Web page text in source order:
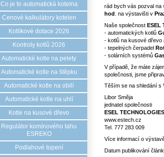
Co je to automatická kotelna
Cenové kalkulátory kotelen
Kotlíkové dotace 2026
Kontroly kotlů 2026
Automatické kotle na pelety
Automatické kotle na štěpku
Automatické kotle na obilí
Automatické kotle na uhlí
Kotle na kusové dřevo
Regulátor komínového tahu
ESREKO
Podlahové topení
rád bych vás pozval na
hod
. na výstavišti v
Naše společnost ESEL
- automatických kotlů
- kotlů na kusové dřevo
- tepelných čerpadel
- solárních systémů
V případě, že máte
společnosti, jsme
Těším se na shledání s
Libor Směja
jednatel společnosti
ESEL
www.estech.cz
Tel. 777 283 009
Více informací o
Datum publikování